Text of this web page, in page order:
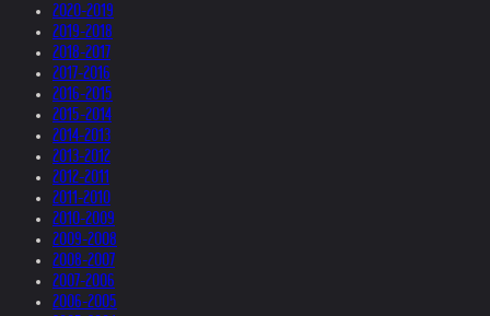
2020-2019
2019-2018
2018-2017
2017-2016
2016-2015
2015-2014
2014-2013
2013-2012
2012-2011
2011-2010
2010-2009
2009-2008
2008-2007
2007-2006
2006-2005